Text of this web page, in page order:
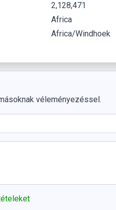
2,128,471
Africa
Africa/Windhoek
véleményezéssel.